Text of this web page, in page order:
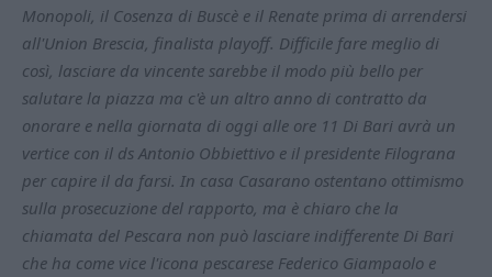
Monopoli, il Cosenza di Buscè e il Renate prima di arrendersi
all'Union Brescia, finalista playoff. Difficile fare meglio di
così, lasciare da vincente sarebbe il modo più bello per
salutare la piazza ma c'è un altro anno di contratto da
onorare e nella giornata di oggi alle ore 11 Di Bari avrà un
vertice con il ds Antonio Obbiettivo e il presidente Filograna
per capire il da farsi. In casa Casarano ostentano ottimismo
sulla prosecuzione del rapporto, ma è chiaro che la
chiamata del Pescara non può lasciare indifferente Di Bari
che ha come vice l'icona pescarese Federico Giampaolo e